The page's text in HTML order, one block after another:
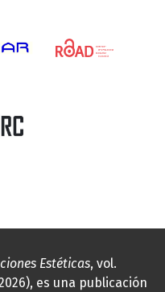
Estéticas, vol.
es una publicación